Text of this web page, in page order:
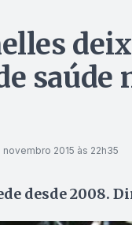
saúde
novembro 2015 às 22h35
desde 2008.